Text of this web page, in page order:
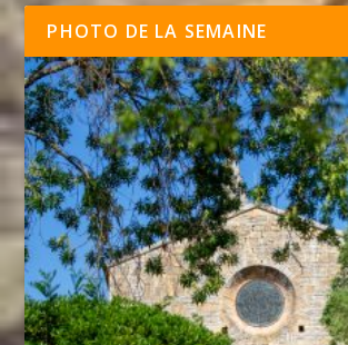
PHOTO DE LA SEMAINE